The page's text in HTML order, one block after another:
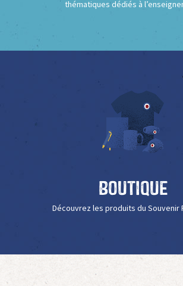
thématiques dédiés à
Boutique
Découvrez les produits du Souvenir